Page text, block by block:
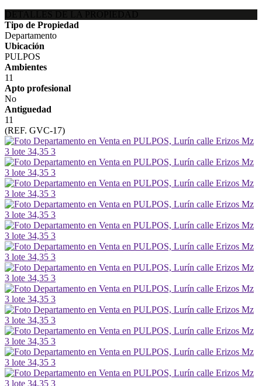
Tipo de Propiedad
Departamento
Ubicación
PULPOS
Ambientes
11
Apto profesional
No
Antiguedad
11
(REF. GVC-17)